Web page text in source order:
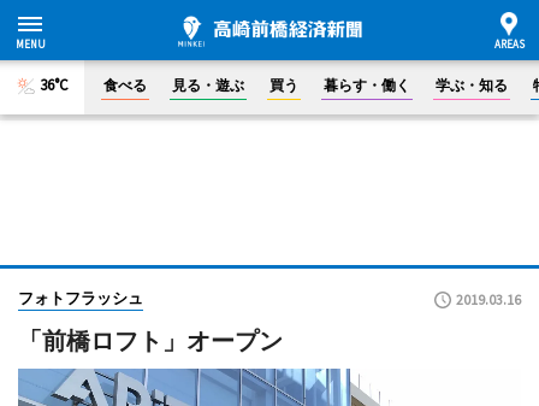
36°C 食べる 見る・遊ぶ 買う 暮らす・働く 学ぶ・知る
フォトフラッシュ 2019.03.16
「前橋ロフト」オープン